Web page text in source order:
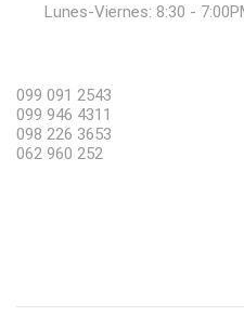
Lunes-Viernes: 8:30 -
099 091 2543
099 946 4311
098 226 3653
062 960 252